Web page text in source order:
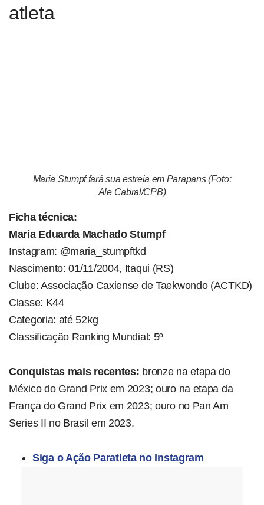
atleta
Maria Stumpf fará sua estreia em Parapans (Foto:
Ale Cabral/CPB)
Ficha técnica:
Maria Eduarda Machado Stumpf
Instagram: @maria_stumpftkd
Nascimento: 01/11/2004, Itaqui (RS)
Clube: Associação Caxiense de Taekwondo (ACTKD)
Classe: K44
Categoria: até 52kg
Classificação Ranking Mundial: 5º
Conquistas mais recentes: bronze na etapa do
México do Grand Prix em 2023; ouro na etapa da
França do Grand Prix em 2023; ouro no Pan Am
Series II no Brasil em 2023.
Siga o Ação Paratleta no Instagram